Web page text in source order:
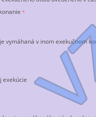
*
vymáhaná v inom exekučnom
exekúcie